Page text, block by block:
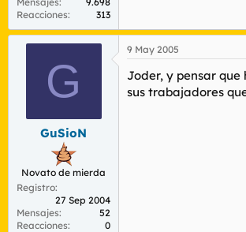
Reacciones
313
G
GuSioN
Novato de mierda
Registro
27 Sep 2004
Mensajes
52
Reacciones
0
9 May 2005
Joder, y pensar
sus trabajadores